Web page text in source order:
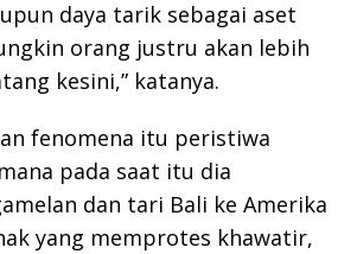
daya tarik sebagai aset
orang justru akan lebih
kesini,” katanya.
fenomena itu peristiwa
pada saat itu dia
dan tari Bali ke Amerika
yang memprotes khawatir,